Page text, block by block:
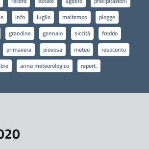
info luglio maltempo
piogge
grandine gennaio siccità
freddo
primavera piovosa meteo
resoconto
anno meteorologico report.